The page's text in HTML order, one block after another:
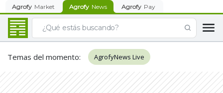
Agrofy Market Agrofy News Agrofy Pay
Temas del momento: AgrofyNews Live